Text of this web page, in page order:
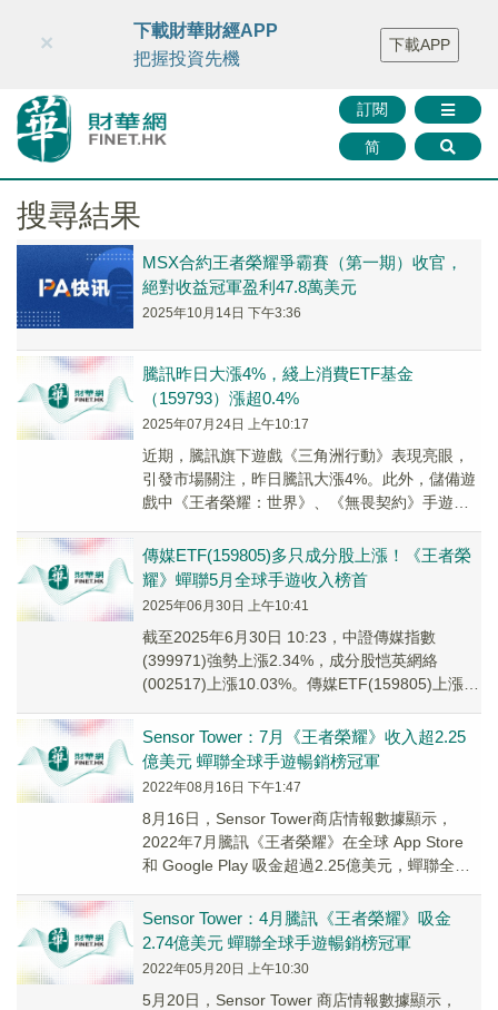
財華智庫網 FINTV FINMETA 財華證券 媒體矩陣
智庫沙龍
聯絡我們
訂閱
简
×
下載財華財經APP
把握投資先機
下載APP
搜尋結果
MSX合約王者榮耀爭霸賽（第一期）收官，
絕對收益冠軍盈利47.8萬美元
2025年10月14日 下午3:36
騰訊昨日大漲4%，綫上消費ETF基金
（159793）漲超0.4%
2025年07月24日 上午10:17
近期，騰訊旗下遊戲《三角洲行動》表現亮眼，
引發市場關注，昨日騰訊大漲4%。此外，儲備遊
戲中《王者榮耀：世界》、《無畏契約》手遊、
傳媒ETF(159805)多只成分股上漲！《王者榮
耀》蟬聯5月全球手遊收入榜首
2025年06月30日 上午10:41
截至2025年6月30日 10:23，中證傳媒指數
(399971)強勢上漲2.34%，成分股恺英網絡
(002517)上漲10.03%。傳媒ETF(159805)上漲
Sensor Tower：7月《王者榮耀》收入超2.25
億美元 蟬聯全球手遊暢銷榜冠軍
2022年08月16日 下午1:47
8月16日，Sensor Tower商店情報數據顯示，
2022年7月騰訊《王者榮耀》在全球 App Store
和 Google Play 吸金超過2.25億美元，蟬聯全球
Sensor Tower：4月騰訊《王者榮耀》吸金
2.74億美元 蟬聯全球手遊暢銷榜冠軍
2022年05月20日 上午10:30
5月20日，Sensor Tower 商店情報數據顯示，